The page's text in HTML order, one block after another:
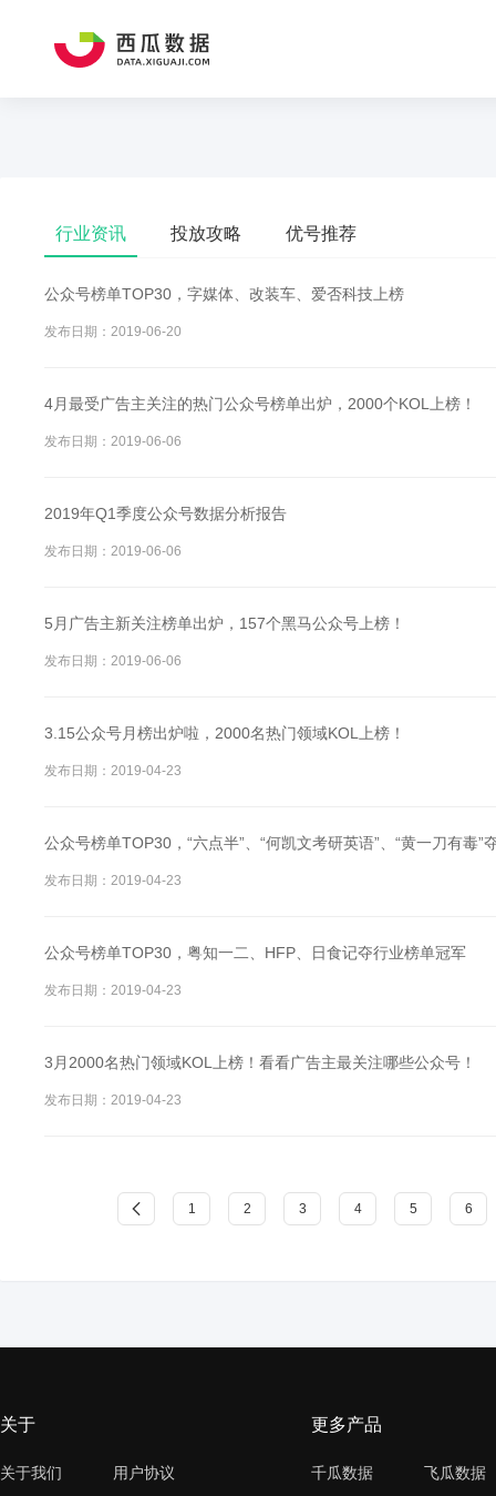
行业资讯 投放攻略 优号推荐
公众号榜单TOP30，字媒体、改装车、爱否科技上榜
发布日期：2019-06-20
4月最受广告主关注的热门公众号榜单出炉，2000个KOL上榜！
发布日期：2019-06-06
2019年Q1季度公众号数据分析报告
发布日期：2019-06-06
5月广告主新关注榜单出炉，157个黑马公众号上榜！
发布日期：2019-06-06
3.15公众号月榜出炉啦，2000名热门领域KOL上榜！
发布日期：2019-04-23
公众号榜单TOP30，“六点半”、“何凯文考研英语”、“黄一刀有毒”
发布日期：2019-04-23
公众号榜单TOP30，粤知一二、HFP、日食记夺行业榜单冠军
发布日期：2019-04-23
3月2000名热门领域KOL上榜！看看广告主最关注哪些公众号！
发布日期：2019-04-23
1 2 3 4 5 6
关于
关于我们
用户协议
更多产品
千瓜数据
飞瓜数据